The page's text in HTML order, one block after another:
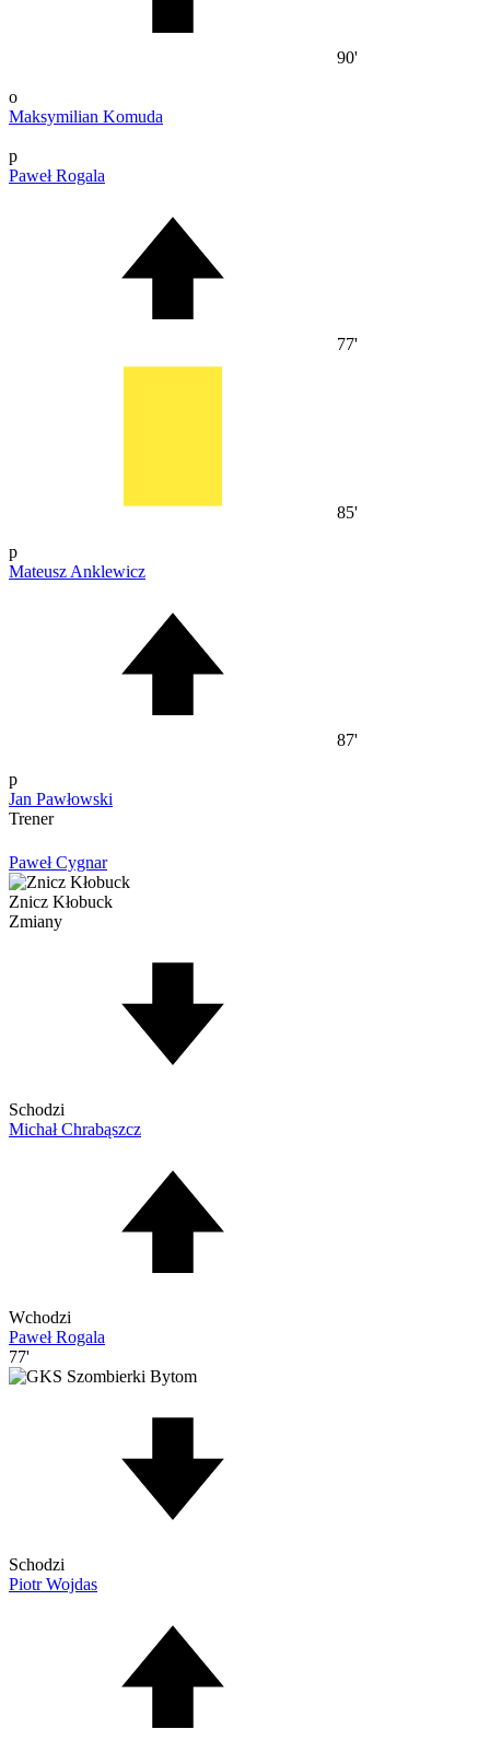
90'
o
Maksymilian Komuda
p
Paweł Rogala
77'
85'
p
Mateusz Anklewicz
87'
p
Jan Pawłowski
Trener
Paweł Cygnar
Znicz Kłobuck
Zmiany
Schodzi
Michał Chrabąszcz
Wchodzi
Paweł Rogala
77'
Schodzi
Piotr Wojdas